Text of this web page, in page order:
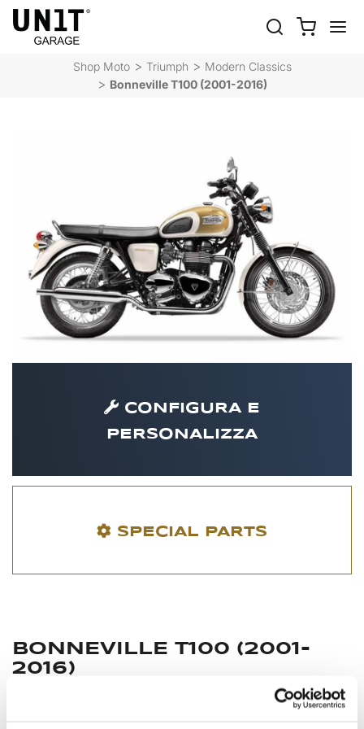
BONNEVILLE T100 (2001-
Shop Moto Triumph
Modern Classics
Bonneville T100 (2001-2016)
CONFIGURA E
PERSONALIZZA
SPECIAL PARTS
BONNEVILLE T100 (2001-
2016)
La Bonneville è un modello storico della casa Inglese.
Deve il suo nome al famoso lago salato situato nello